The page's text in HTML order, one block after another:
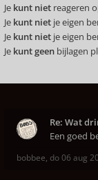
Je kunt niet reageren
Je kunt niet je eigen
Je kunt niet je eigen
Je kunt geen bijlagen
Re: Wat
Een goed
bobbee, do 06 aug